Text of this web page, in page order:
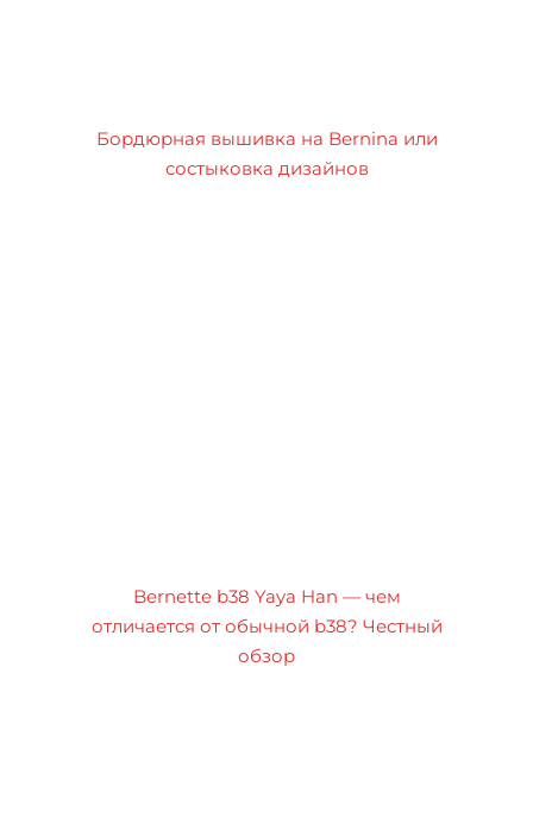
Бордюрная вышивка на Bernina или
состыковка дизайнов
Bernette b38 Yaya Han — чем
отличается от обычной b38? Честный
обзор